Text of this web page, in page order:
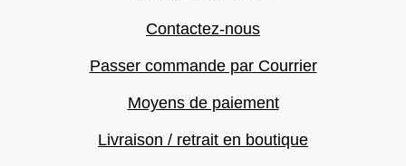
Contactez-nous
Passer commande par Courrier
Moyens de paiement
Livraison / retrait en boutique